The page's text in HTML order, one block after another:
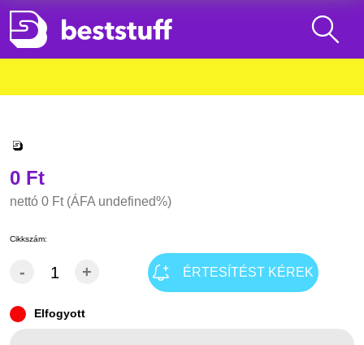
0 Ft
nettó 0 Ft (ÁFA undefined%)
Cikkszám:
- + ÉRTESÍTÉST KÉREK
Elfogyott